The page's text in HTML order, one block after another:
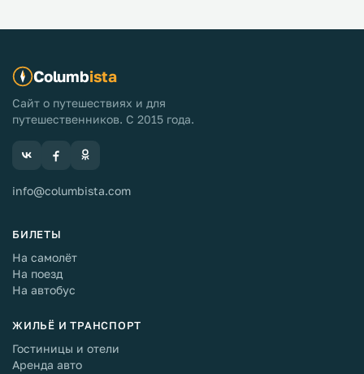
Columbista
Сайт о путешествиях и для
путешественников. С 2015 года.
info@columbista.com
БИЛЕТЫ
На самолёт
На поезд
На автобус
ЖИЛЬЁ И ТРАНСПОРТ
Гостиницы и отели
Аренда авто